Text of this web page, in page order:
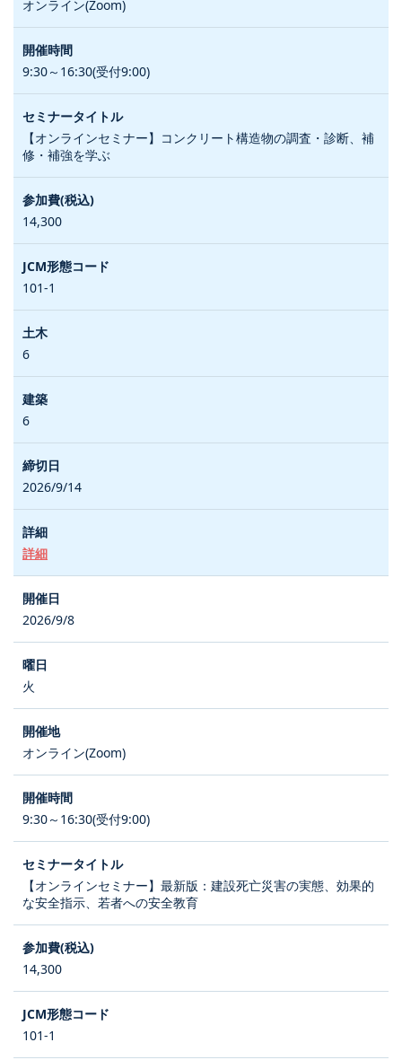
オンライン(Zoom)
9:30～16:30(受付9:00)
【オンラインセミナー】コンクリート構造物の調査・診断、補
修・補強を学ぶ
14,300
101-1
6
6
2026/9/14
詳細
2026/9/8
火
オンライン(Zoom)
9:30～16:30(受付9:00)
【オンラインセミナー】最新版：建設死亡災害の実態、効果的
な安全指示、若者への安全教育
14,300
101-1